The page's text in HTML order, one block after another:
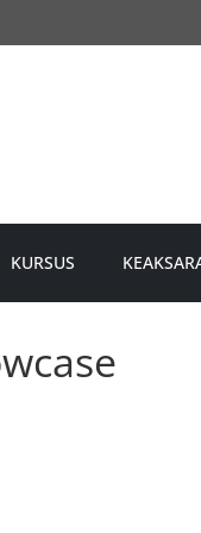
KURSUS